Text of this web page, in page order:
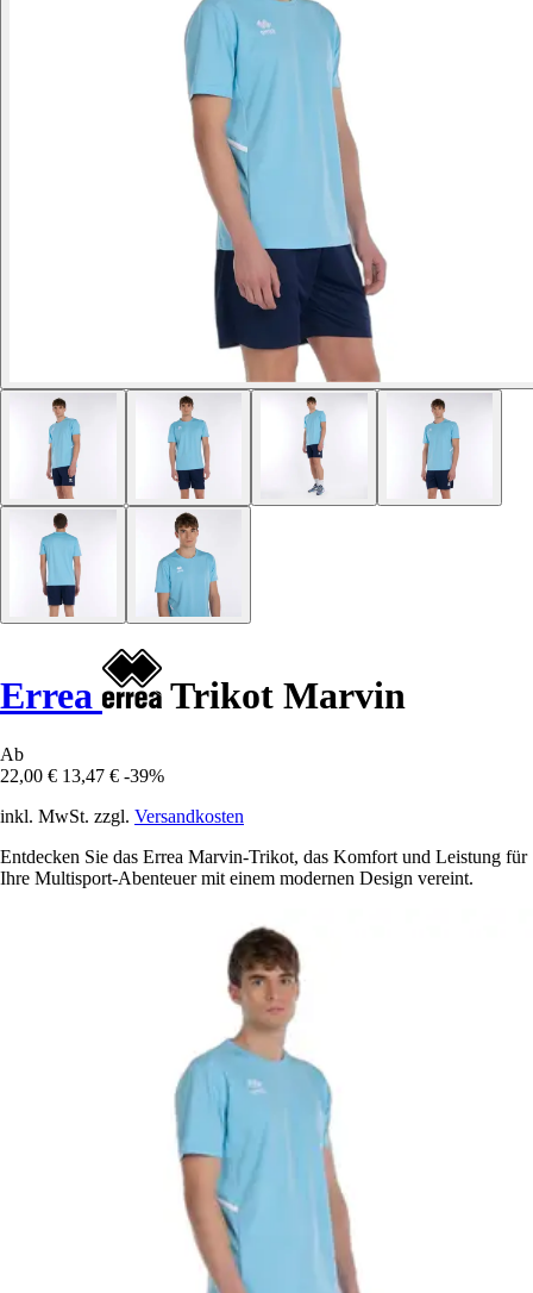
Errea Trikot Marvin
Ab
22,00 € 13,47 € -39%
inkl. MwSt. zzgl. Versandkosten
Entdecken Sie das Errea Marvin-Trikot, das Komfort und Leistung für
Ihre Multisport-Abenteuer mit einem modernen Design vereint.